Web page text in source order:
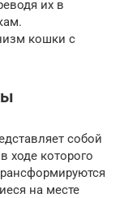
их в
кошки с
собой
ходе которого
на месте